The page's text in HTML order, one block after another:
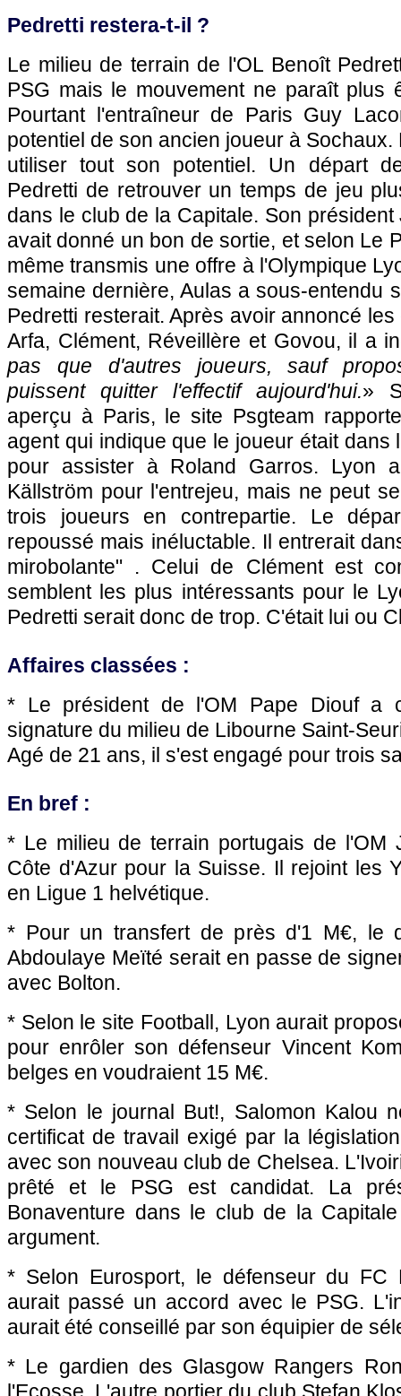
Pedretti restera-t-il ?
Le milieu de terrain de l'OL Benoît
PSG mais le mouvement ne paraît plus
Pourtant l'entraîneur de Paris Guy
potentiel de son ancien joueur à Sochaux.
utiliser tout son potentiel. Un départ
Pedretti de retrouver un temps de jeu
dans le club de la Capitale. Son
avait donné un bon de sortie, et selon Le
même transmis une offre à l'Olympique
semaine dernière, Aulas a sous-entendu
Pedretti resterait. Après avoir annoncé
Arfa, Clément, Réveillère et Govou, il a
pas que d'autres joueurs, sauf
puissent quitter l'effectif aujourd'hui.»
aperçu à Paris, le site Psgteam
agent qui indique que le joueur était dans
pour assister à Roland Garros. Lyon
Källström pour l'entrejeu, mais ne peut
trois joueurs en contrepartie. Le
repoussé mais inéluctable. Il entrerait
mirobolante" . Celui de Clément est
semblent les plus intéressants pour le
Pedretti serait donc de trop. C'était lui ou
Affaires classées :
* Le président de l'OM Pape Diouf a
signature du milieu de Libourne Saint-
Agé de 21 ans, il s'est engagé pour trois
En bref :
* Le milieu de terrain portugais de l'OM
Côte d'Azur pour la Suisse. Il rejoint les
en Ligue 1 helvétique.
* Pour un transfert de près d'1 M€, le
Abdoulaye Meïté serait en passe de
avec Bolton.
* Selon le site Football, Lyon aurait
pour enrôler son défenseur Vincent
belges en voudraient 15 M€.
* Selon le journal But!, Salomon Kalou
certificat de travail exigé par la
avec son nouveau club de Chelsea.
prêté et le PSG est candidat. La
Bonaventure dans le club de la
argument.
* Selon Eurosport, le défenseur du FC
aurait passé un accord avec le PSG.
aurait été conseillé par son équipier de
* Le gardien des Glasgow Rangers